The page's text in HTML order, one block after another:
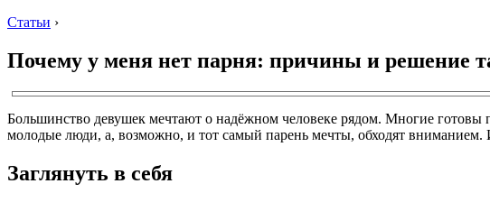
Статьи ›
Почему у меня нет парня: причины и решение
Большинство девушек мечтают о надёжном человеке рядом. Многие
молодые люди, а, возможно, и тот самый парень мечты, обходят
Заглянуть в себя